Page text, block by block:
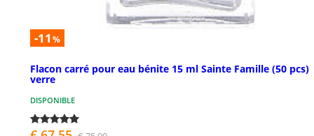
-11 %
Flacon carré pour eau bénite 15 ml Sainte Famille (50 pcs)
verre
DISPONIBLE